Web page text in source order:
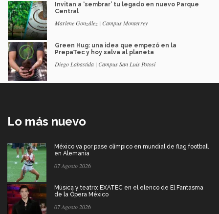
Invitan a ‘sembrar’ tu legado en nuevo Parque
Central
Marlene González | Campus Monterrey
Green Hug: una idea que empezó en la
PrepaTec y hoy salva al planeta
Diego Labastida | Campus San Luis Potosí
Lo más nuevo
México va por pase olímpico en mundial de flag football
en Alemania
07 Agosto 2026
Música y teatro: EXATEC en el elenco de El Fantasma
de la Ópera México
07 Agosto 2026